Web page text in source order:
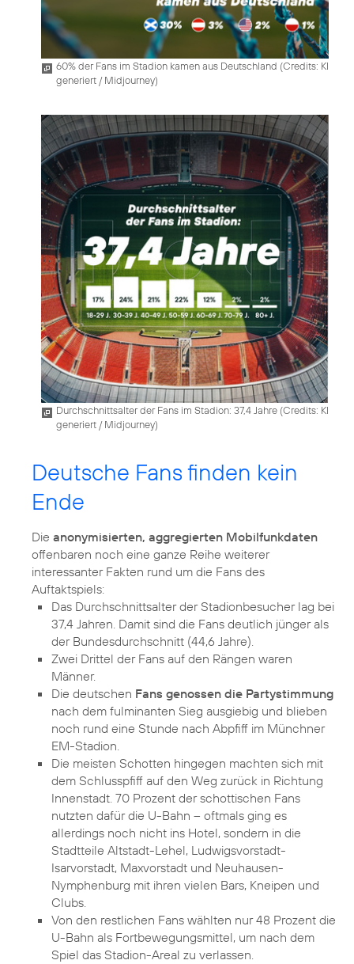
60% der Fans im Stadion kamen aus Deutschland (Credits: KI
generiert / Midjourney)
Durchschnittsalter der Fans im Stadion: 37,4 Jahre (Credits: KI
generiert / Midjourney)
Deutsche Fans finden kein
Ende
Die anonymisierten, aggregierten Mobilfunkdaten
offenbaren noch eine ganze Reihe weiterer
interessanter Fakten rund um die Fans des
Das Durchschnittsalter der Stadionbesucher lag bei
37,4 Jahren. Damit sind die Fans deutlich jünger als
der Bundesdurchschnitt (44,6 Jahre).
Zwei Drittel der Fans auf den Rängen waren
Männer.
Die deutschen Fans genossen die Partystimmung
nach dem fulminanten Sieg ausgiebig und blieben
noch rund eine Stunde nach Abpfiff im Münchner
EM-Stadion.
Die meisten Schotten hingegen machten sich mit
dem Schlusspfiff auf den Weg zurück in Richtung
Innenstadt. 70 Prozent der schottischen Fans
nutzten dafür die U-Bahn – oftmals ging es
allerdings noch nicht ins Hotel, sondern in die
Stadtteile Altstadt-Lehel, Ludwigsvorstadt-
Isarvorstadt, Maxvorstadt und Neuhausen-
Nymphenburg mit ihren vielen Bars, Kneipen und
Clubs.
Von den restlichen Fans wählten nur 48 Prozent die
U-Bahn als Fortbewegungsmittel, um nach dem
Spiel das Stadion-Areal zu verlassen.